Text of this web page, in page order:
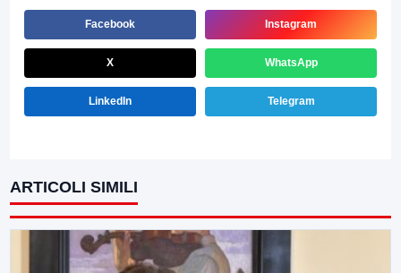
Facebook Instagram
X WhatsApp
LinkedIn Telegram
ARTICOLI SIMILI